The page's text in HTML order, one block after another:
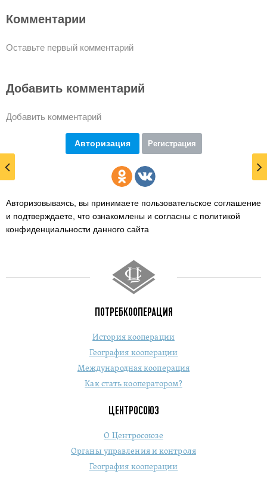
Комментарии
Оставьте первый комментарий
Добавить комментарий
Добавить комментарий
Авторизация Регистрация
Авторизовываясь, вы принимаете пользовательское соглашение
и подтверждаете, что ознакомлены и согласны с политикой
конфиденциальности данного сайта
ПОТРЕБКООПЕРАЦИЯ
История кооперации
География кооперации
Международная кооперация
Как стать кооператором?
ЦЕНТРОСОЮЗ
О Центросоюзе
Органы управления и контроля
География кооперации